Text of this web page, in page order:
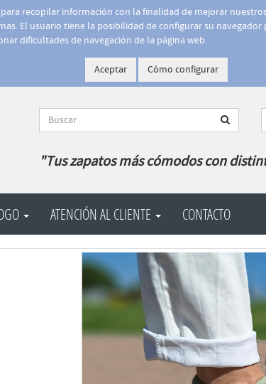
recopilar información con la finalidad de mejorar
El usuario tiene la posibilidad de configurar su
dificultades de navegación de la página web
Aceptar Cómo configurar
"Tus zapatos más cómodos con
ATENCIÓN AL CLIENTE CONTACTO